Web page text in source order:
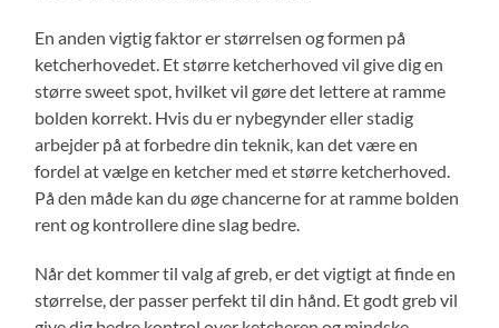
En anden vigtig faktor er størrelsen og formen på
ketcherhovedet. Et større ketcherhoved vil give dig en
større sweet spot, hvilket vil gøre det lettere at ramme
bolden korrekt. Hvis du er nybegynder eller stadig
arbejder på at forbedre din teknik, kan det være en
fordel at vælge en ketcher med et større ketcherhoved.
På den måde kan du øge chancerne for at ramme bolden
rent og kontrollere dine slag bedre.
Når det kommer til valg af greb, er det vigtigt at finde en
størrelse, der passer perfekt til din hånd. Et godt greb vil